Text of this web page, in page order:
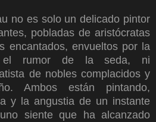
no es solo un delicado pintor
pobladas de aristócratas
encantados, envueltos por la
el rumor de la seda, ni
de nobles complacidos y
Ambos están pintando,
y la angustia de un instante
siente que ha alcanzado